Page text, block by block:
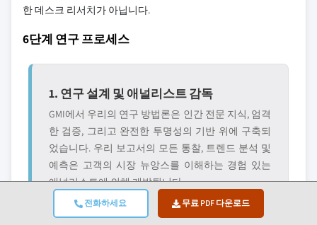
전화하세요 무료 PDF 다운로드
한 데스크 리서치가 아닙니다.
6단계 연구 프로세스
1. 연구 설계 및 애널리스트 감독
GMI에서 우리의 연구 방법론은 인간 전문 지식, 엄격
한 검증, 그리고 완전한 투명성의 기반 위에 구축되
었습니다. 우리 보고서의 모든 통찰, 트렌드 분석 및
예측은 고객의 시장 뉴앙스를 이해하는 경험 있는
애널리스트에 의해 개발됩니다.
우리의 접근 방식은 업계 참여자 및 전문가와의 직